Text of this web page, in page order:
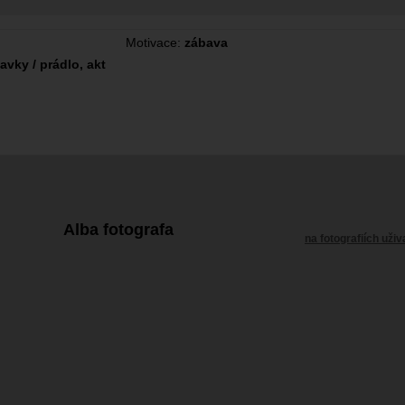
/ prádlo, akt
Motivace: zábava
Alba fotografa na fotografiích